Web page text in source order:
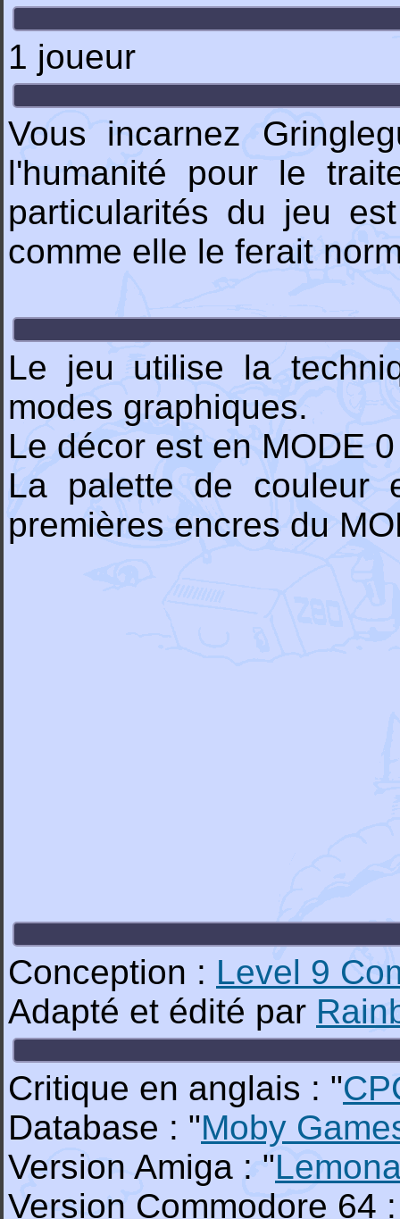
1 joueur
Vous incarnez
l'humanité pour le
particularités du jeu
comme elle le ferait
Le jeu utilise la
modes graphiques.
Le décor est en MODE
La palette de couleur
premières encres du
Conception : Level 9
Adapté et édité par
Critique en anglais : "
Database : "Moby
Version Amiga : "
Version Commodore 64